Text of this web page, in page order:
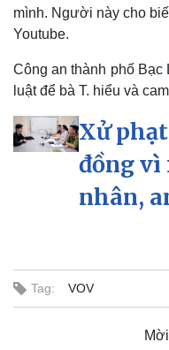
Kinh tế
mình. Người này cho
Youtube.
Công an thành phố Bạc
luật để bà T. hiểu và
Xử
đồng vì
nhân,
Tag: VOV